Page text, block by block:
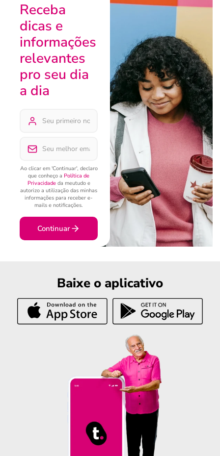
Receba
dicas e
informações
relevantes
pro seu dia
a dia
Ao clicar em 'Continuar', declaro
que conheço a Política de
Privacidadeda meutudo e
autorizo a utilização das minhas
informações para receber e-
mails e notificações.
Continuar
Baixe o aplicativo